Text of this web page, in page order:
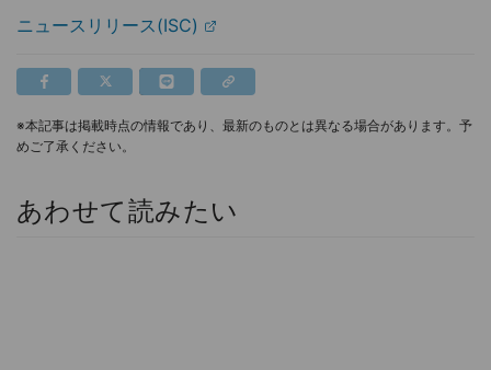
ニュースリリース(ISC)
※本記事は掲載時点の情報であり、最新のものとは異なる場合があります。予
めご了承ください。
あわせて読みたい